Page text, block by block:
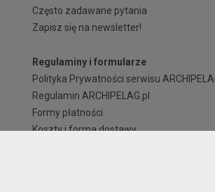
Często zadawane pytania
Zapisz się na newsletter!
Regulaminy i formularze
Polityka Prywatności serwisu
Regulamin ARCHIPELAG.pl
Formy płatności
Koszty i forma dostawy